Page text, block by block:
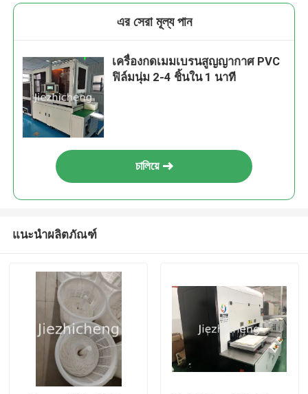
এর সেরা মূল্য পান
เครื่องกดเมมเบรนสูญญากาศ PVC
ฟิล์มนุ่ม 2-4 ชิ้นใน 1 นาที
চালিয়ে
แนะนำผลิตภัณฑ์